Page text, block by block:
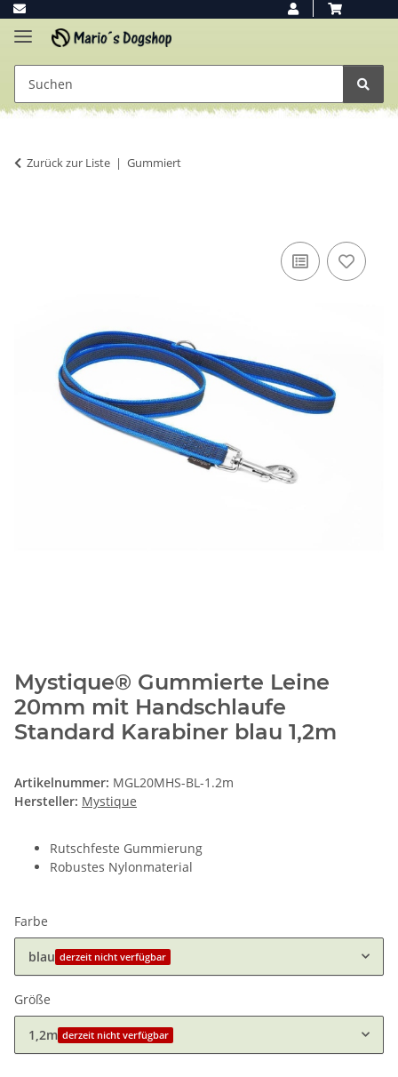
Zurück zur Liste Gummiert
Mystique® Gummierte Leine
20mm mit Handschlaufe
Standard Karabiner blau 1,2m
Artikelnummer: MGL20MHS-BL-1.2m
Hersteller: Mystique
Rutschfeste Gummierung
Robustes Nylonmaterial
Farbe
blau derzeit nicht verfügbar
Größe
1,2m derzeit nicht verfügbar